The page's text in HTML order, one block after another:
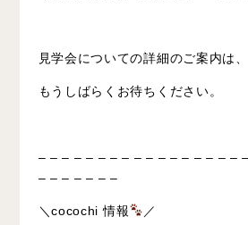
見学会についての詳細のご案内は、
もうしばらくお待ちください。
– – – – – – – – – – – – – – – – –
– – – – – – –
＼cocochi 情報 ／